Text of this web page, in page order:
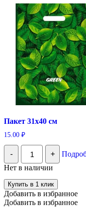
Пакет 31х40 см
15.00 ₽
-
Количество
Пакет
31х40
см
+
Нет в наличии
Купить в 1 клик
Добавить в избранное
Добавить в избранное